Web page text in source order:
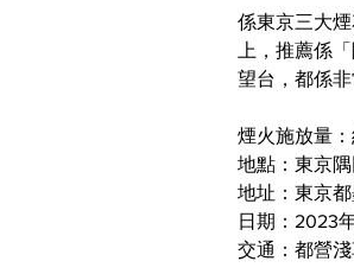
係東京三大
上，推薦係
望台，都係非
煙火施放量
地點：東京
地址：東京
日期：2023
交通：都營